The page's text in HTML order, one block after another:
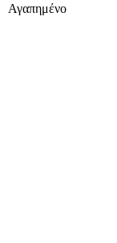
Αγαπημένο